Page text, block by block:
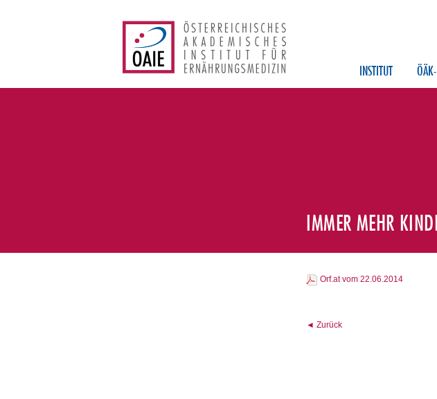
INSTITUT
IMMER MEHR
Orf.at vom 22.06.2014
◄ Zurück